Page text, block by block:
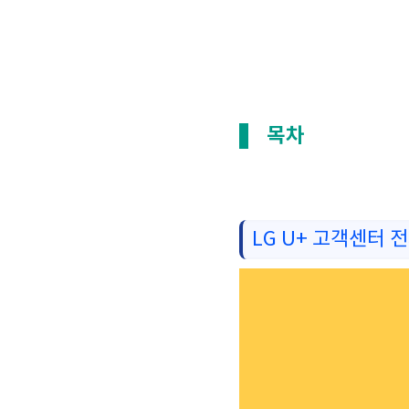
목차
LG U+ 고객센터